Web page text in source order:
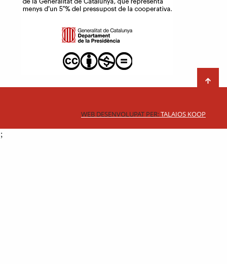
WEB DESENVOLUPAT PER:TALAIOS KOOP
;